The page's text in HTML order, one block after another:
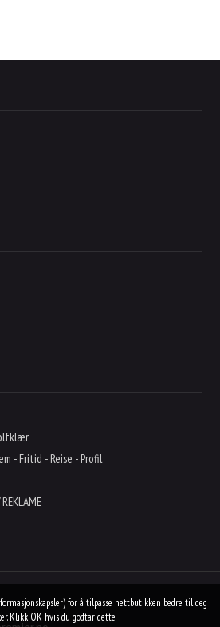
- Fritid - Reise - Profil
for å tilpasse nettbutikken bedre til deg
Klikk OK hvis du godtar dette